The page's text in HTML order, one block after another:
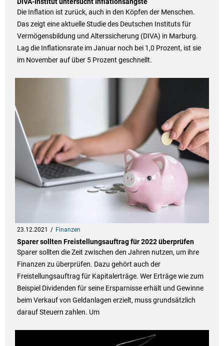
DIVA-Institut untersucht Inflationsängste
Die Inflation ist zurück, auch in den Köpfen der Menschen.
Das zeigt eine aktuelle Studie des Deutschen Instituts für
Vermögensbildung und Alterssicherung (DIVA) in Marburg.
Lag die Inflationsrate im Januar noch bei 1,0 Prozent, ist sie
im November auf über 5 Prozent geschnellt.
23.12.2021 Finanzen
Sparer sollten Freistellungsauftrag für 2022 überprüfen
Sparer sollten die Zeit zwischen den Jahren nutzen, um ihre
Finanzen zu überprüfen. Dazu gehört auch der
Freistellungsauftrag für Kapitalerträge. Wer Erträge wie zum
Beispiel Dividenden für seine Ersparnisse erhält und Gewinne
beim Verkauf von Geldanlagen erzielt, muss grundsätzlich
darauf Steuern zahlen. Um